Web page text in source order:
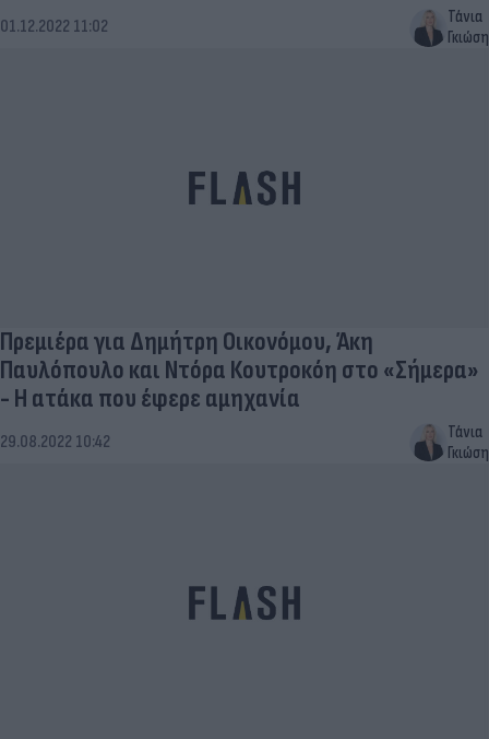
01.12.2022 11:02
Τάνια
Γκιώση
Πρεμιέρα για Δημήτρη Οικονόμου, Άκη
Παυλόπουλο και Ντόρα Κουτροκόη στο «Σήμερα»
- Η ατάκα που έφερε αμηχανία
29.08.2022 10:42
Τάνια
Γκιώση